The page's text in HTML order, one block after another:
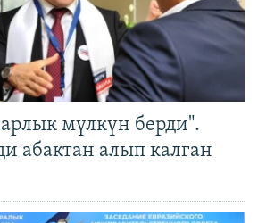
мүлкүн берди".
абактан алып калган